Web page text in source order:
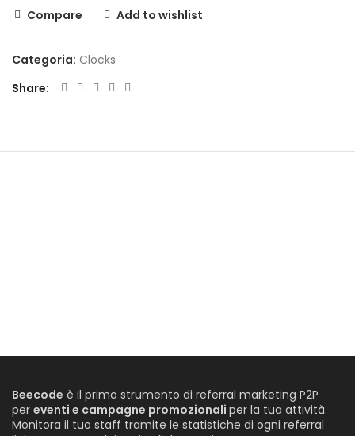
Compare Add to wishlist
Categoria: Clocks
Share
Beecode è il primo strumento di referral marketing P2P
per eventi e campagne promozionali per la tua attività.
Monitora il tuo staff tramite le statistiche di ogni referral